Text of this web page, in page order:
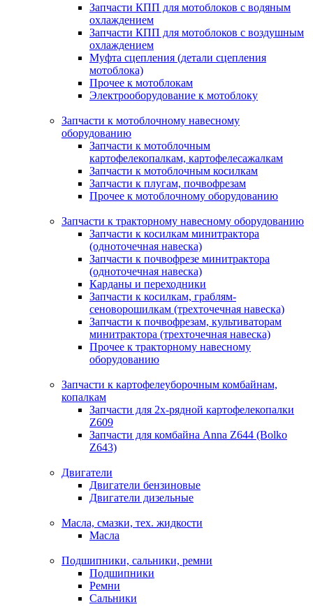
Запчасти КПП для мотоблоков с водяным
охлаждением
Запчасти КПП для мотоблоков с воздушным
охлаждением
Муфта сцепления (детали сцепления
мотоблока)
Прочее к мотоблокам
Электрооборудование к мотоблоку
Запчасти к мотоблочному навесному
оборудованию
Запчасти к мотоблочным
картофелекопалкам, картофелесажалкам
Запчасти к мотоблочным косилкам
Запчасти к плугам, почвофрезам
Прочее к мотоблочному оборудованию
Запчасти к тракторному навесному оборудованию
Запчасти к косилкам минитрактора
(одноточечная навеска)
Запчасти к почвофрезе минитрактора
(одноточечная навеска)
Карданы и переходники
Запчасти к косилкам, граблям-
сеноворошилкам (трехточечная навеска)
Запчасти к почвофрезам, культиваторам
минитрактора (трехточечная навеска)
Прочее к тракторному навесному
оборудованию
Запчасти к картофелеуборочным комбайнам,
копалкам
Запчасти для 2х-рядной картофелекопалки
Z609
Запчасти для комбайна Anna Z644 (Bolko
Z643)
Двигатели
Двигатели бензиновые
Двигатели дизельные
Масла, смазки, тех. жидкости
Масла
Подшипники, сальники, ремни
Подшипники
Ремни
Сальники